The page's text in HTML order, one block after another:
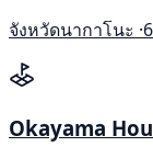
จังหวัดนากาโนะ ·
Okayama